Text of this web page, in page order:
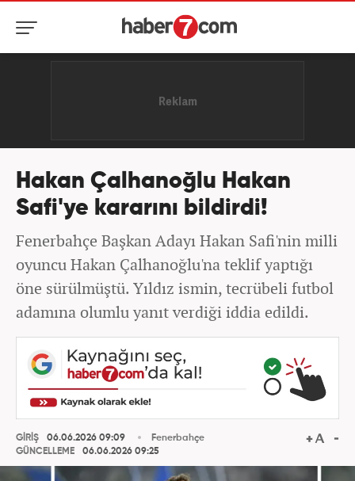
Hakan Çalhanoğlu Hakan
Safi'ye kararını bildirdi!
Fenerbahçe Başkan Adayı Hakan Safi'nin milli
oyuncu Hakan Çalhanoğlu'na teklif yaptığı
öne sürülmüştü. Yıldız ismin, tecrübeli futbol
adamına olumlu yanıt verdiği iddia edildi.
GİRİŞ
06.06.2026 09:09
GÜNCELLEME
06.06.2026 09:25
Fenerbahçe